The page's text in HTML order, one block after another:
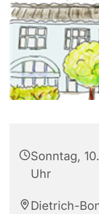
Sonntag,
Uhr
Dietrich-